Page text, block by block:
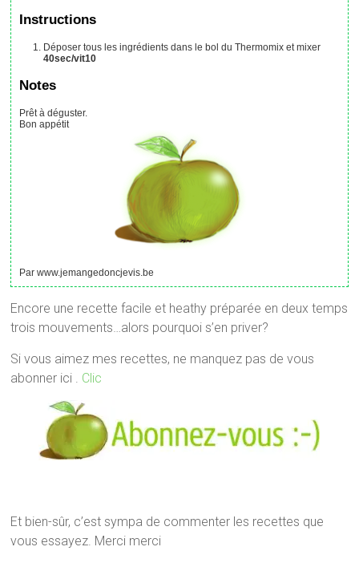
Instructions
Déposer tous les ingrédients dans le bol du Thermomix et mixer
40sec/vit10
Notes
Prêt à déguster.
Bon appétit
Par www.jemangedoncjevis.be
Encore une recette facile et heathy préparée en deux temps
trois mouvements…alors pourquoi s’en priver?
Si vous aimez mes recettes, ne manquez pas de vous
abonner ici . Clic
Et bien-sûr, c’est sympa de commenter les recettes que
vous essayez. Merci merci